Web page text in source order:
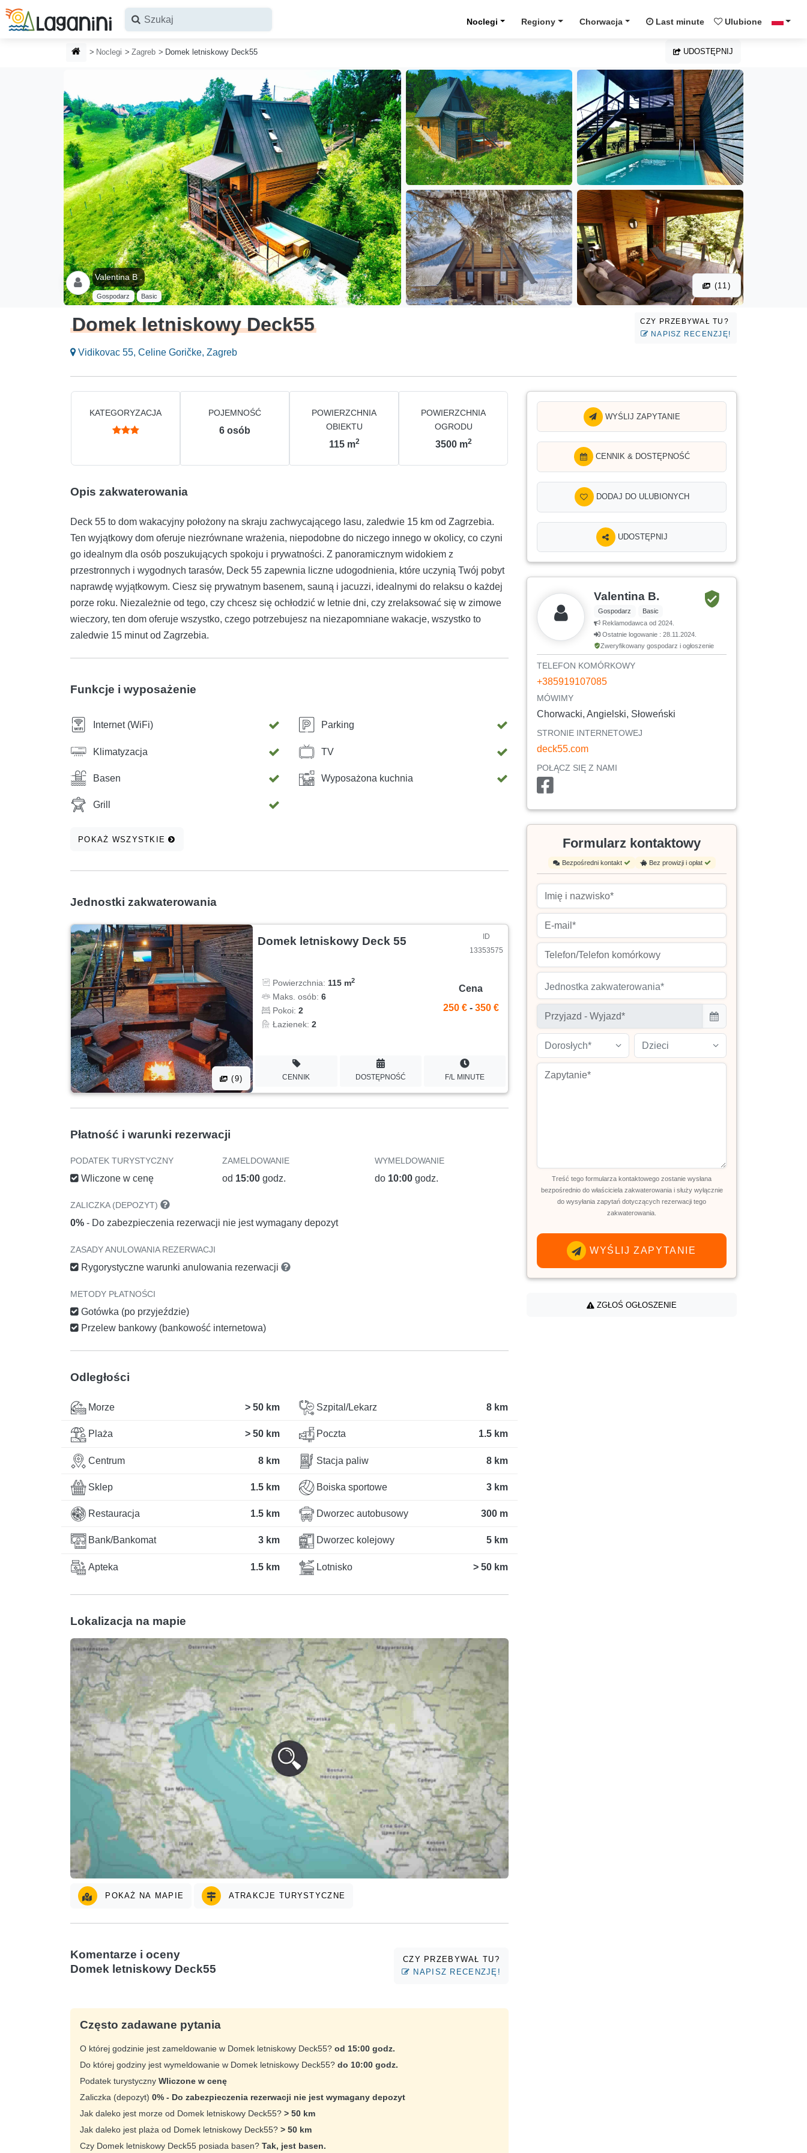
Przejdź do głównej treści
Noclegi Regiony Chorwacja Last minute Ulubione
STRONA GŁÓWNA
Noclegi Zagreb Domek letniskowy Deck55 UDOSTĘPNIJ
Valentina B .
Gospodarz Basic
(11)
Domek letniskowy Deck55
Vidikovac 55, Celine Goričke, Zagreb
CZY PRZEBYWAŁ TU?
NAPISZ RECENZJĘ!
KATEGORYZACJA POJEMNOŚĆ
6 osób
POWIERZCHNIA
OBIEKTU
115 m2
POWIERZCHNIA
OGRODU
3500 m2
Opis zakwaterowania
Deck 55 to dom wakacyjny położony na skraju zachwycającego lasu, zaledwie 15 km od Zagrzebia.
Ten wyjątkowy dom oferuje niezrównane wrażenia, niepodobne do niczego innego w okolicy, co czyni
go idealnym dla osób poszukujących spokoju i prywatności. Z panoramicznym widokiem z
przestronnych i wygodnych tarasów, Deck 55 zapewnia liczne udogodnienia, które uczynią Twój pobyt
naprawdę wyjątkowym. Ciesz się prywatnym basenem, sauną i jacuzzi, idealnymi do relaksu o każdej
porze roku. Niezależnie od tego, czy chcesz się ochłodzić w letnie dni, czy zrelaksować się w zimowe
wieczory, ten dom oferuje wszystko, czego potrzebujesz na niezapomniane wakacje, wszystko to
zaledwie 15 minut od Zagrzebia.
Funkcje i wyposażenie
Internet (WiFi) Parking
Klimatyzacja TV
Basen Wyposażona kuchnia
Grill
POKAŻ WSZYSTKIE
Jednostki zakwaterowania
(9)
Domek letniskowy Deck 55
ID
13353575
Powierzchnia: 115 m2
Maks. osób:6
Pokoi:2
Łazienek:2
Cena
250 € - 350 €
CENNIK DOSTĘPNOŚĆ F/L MINUTE
Płatność i warunki rezerwacji
PODATEK TURYSTYCZNY
Wliczone w cenę
ZAMELDOWANIE
od 15:00 godz.
WYMELDOWANIE
do 10:00godz.
ZALICZKA (DEPOZYT)
0% - Do zabezpieczenia rezerwacji nie jest wymagany depozyt
ZASADY ANULOWANIA REZERWACJI
Rygorystyczne warunki anulowania rezerwacji
METODY PŁATNOŚCI
Gotówka (po przyjeździe)
Przelew bankowy (bankowość internetowa)
Odległości
Morze > 50 km
Plaża > 50 km
Centrum 8 km
Sklep 1.5 km
Restauracja 1.5 km
Bank/Bankomat 3 km
Apteka 1.5 km
Szpital/Lekarz 8 km
Poczta 1.5 km
Stacja paliw 8 km
Boiska sportowe 3 km
Dworzec autobusowy 300 m
Dworzec kolejowy 5 km
Lotnisko > 50 km
Lokalizacja na mapie
POKAŻ NA MAPIE ATRAKCJE TURYSTYCZNE
Komentarze i oceny
Domek letniskowy Deck55
CZY PRZEBYWAŁ TU?
NAPISZ RECENZJĘ!
Często zadawane pytania
O której godzinie jest zameldowanie w Domek letniskowy Deck55? od 15:00 godz.
Do której godziny jest wymeldowanie w Domek letniskowy Deck55? do 10:00 godz.
Podatek turystyczny Wliczone w cenę
Zaliczka (depozyt) 0% - Do zabezpieczenia rezerwacji nie jest wymagany depozyt
Jak daleko jest morze od Domek letniskowy Deck55? > 50 km
Jak daleko jest plaża od Domek letniskowy Deck55? > 50 km
Czy Domek letniskowy Deck55 posiada basen? Tak, jest basen.
WYŚLIJ ZAPYTANIE
CENNIK & DOSTĘPNOŚĆ
DODAJ DO ULUBIONYCH
UDOSTĘPNIJ
Valentina B.
Gospodarz
Basic
Reklamodawca od 2024.
Ostatnie logowanie : 28.11.2024.
Zweryfikowany gospodarz i ogłoszenie
TELEFON KOMÓRKOWY
+385919107085
MÓWIMY
Chorwacki, Angielski, Słoweński
STRONIE INTERNETOWEJ
deck55.com
POŁĄCZ SIĘ Z NAMI
Formularz kontaktowy
Bezpośredni kontakt Bez prowizji i opłat
Jednostka zakwaterowania*
Dorosłych* Dzieci
Treść tego formularza kontaktowego zostanie wysłana
bezpośrednio do właściciela zakwaterowania i służy wyłącznie
do wysyłania zapytań dotyczących rezerwacji tego
zakwaterowania.
WYŚLIJ ZAPYTANIE
ZGŁOŚ OGŁOSZENIE